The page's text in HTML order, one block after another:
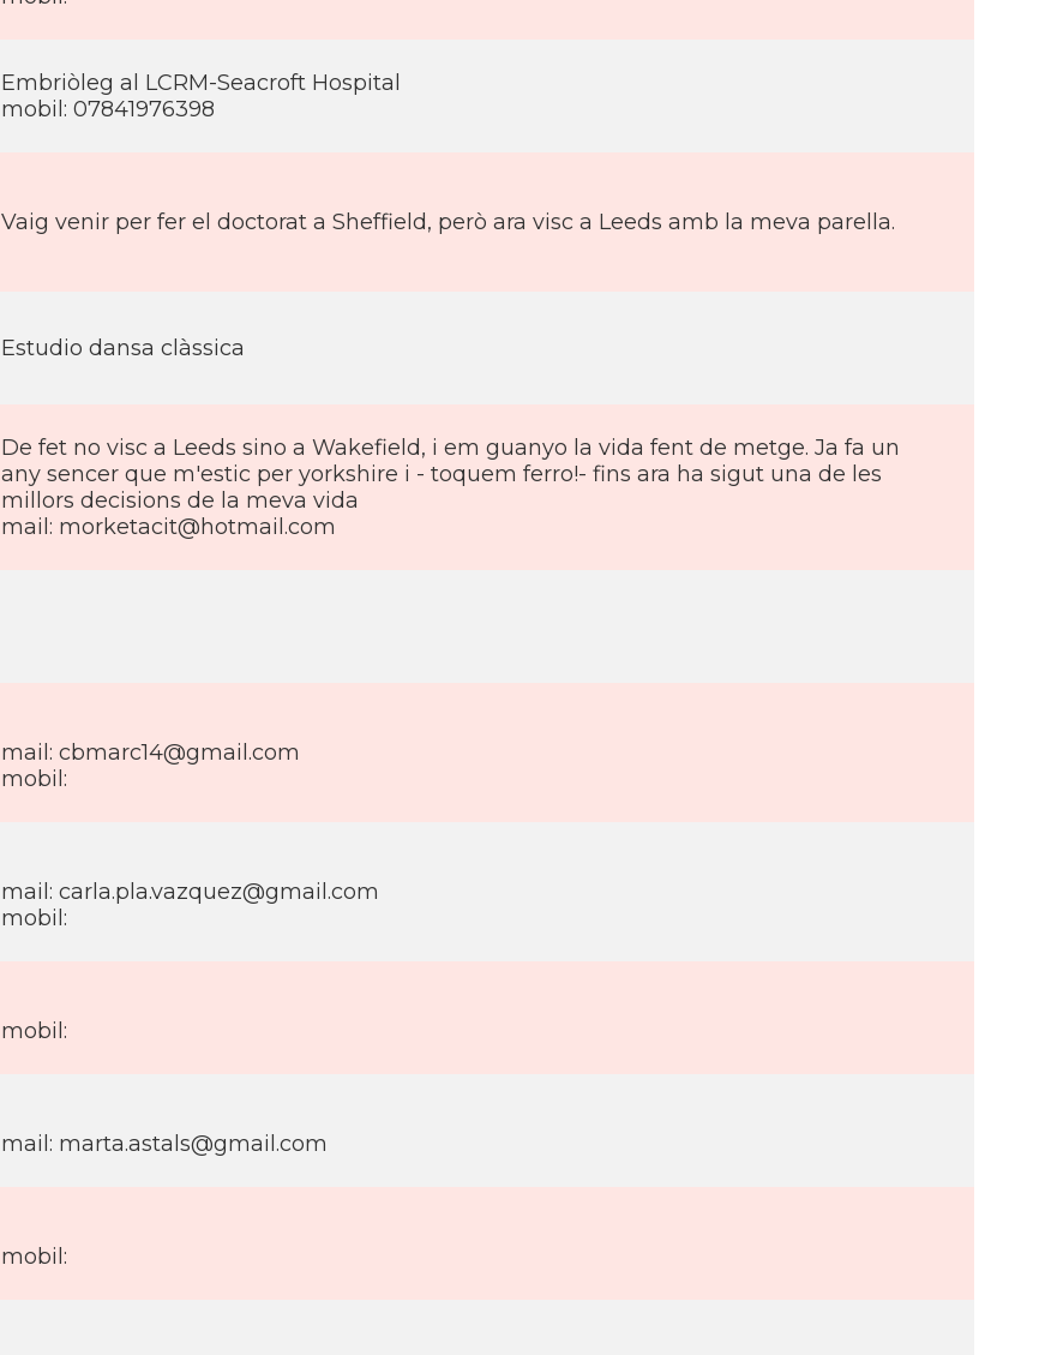
Embriòleg al LCRM-Seacroft Hospital
mobil: 07841976398
Vaig venir per fer el doctorat a Sheffield, però ara visc a Leeds amb la meva parella.
Estudio dansa clàssica
De fet no visc a Leeds sino a Wakefield, i em guanyo la vida fent de metge. Ja fa un
any sencer que m'estic per yorkshire i - toquem ferro!- fins ara ha sigut una de les
millors decisions de la meva vida
mail: morketacit@hotmail.com
mail: cbmarc14@gmail.com
mobil:
mail: carla.pla.vazquez@gmail.com
mobil:
mobil:
mail: marta.astals@gmail.com
mobil: